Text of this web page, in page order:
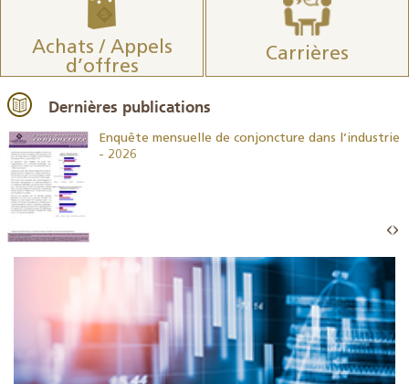
Achats / Appels
d’offres
Carrières
Dernières publications
Enquête mensuelle de conjoncture dans l’industrie
- 2026